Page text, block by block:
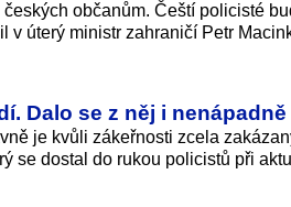
občanům. Čeští policisté
v úterý ministr zahraničí Petr
Dalo se z něj i
je kvůli zákeřnosti zcela
se dostal do rukou policistů při